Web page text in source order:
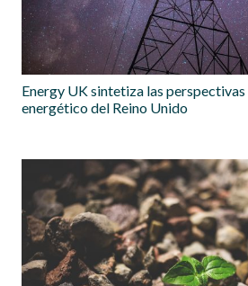
Energy UK sintetiza las
energético del Reino Unido